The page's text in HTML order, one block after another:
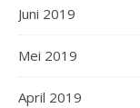
Juni 2019
Mei 2019
April 2019